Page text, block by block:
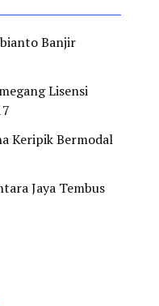
Banjir
Lisensi
Keripik Bermodal
Jaya Tembus